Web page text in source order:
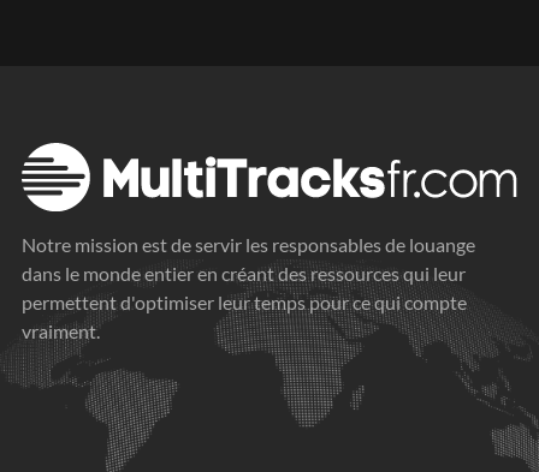
Notre mission est de servir les responsables de louange
dans le monde entier en créant des ressources qui leur
permettent d'optimiser leur temps pour ce qui compte
vraiment.